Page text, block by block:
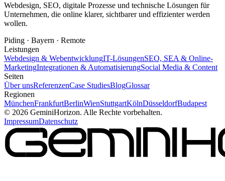
Webdesign, SEO, digitale Prozesse und technische Lösungen für
Unternehmen, die online klarer, sichtbarer und effizienter werden
wollen.
Piding · Bayern · Remote
Leistungen
Webdesign & WebentwicklungIT-LösungenSEO, SEA & Online-
MarketingIntegrationen & AutomatisierungSocial Media & Content
Seiten
Über unsReferenzenCase StudiesBlogGlossar
Regionen
MünchenFrankfurtBerlinWienStuttgartKölnDüsseldorfBudapest
© 2026 GeminiHorizon. Alle Rechte vorbehalten.
ImpressumDatenschutz